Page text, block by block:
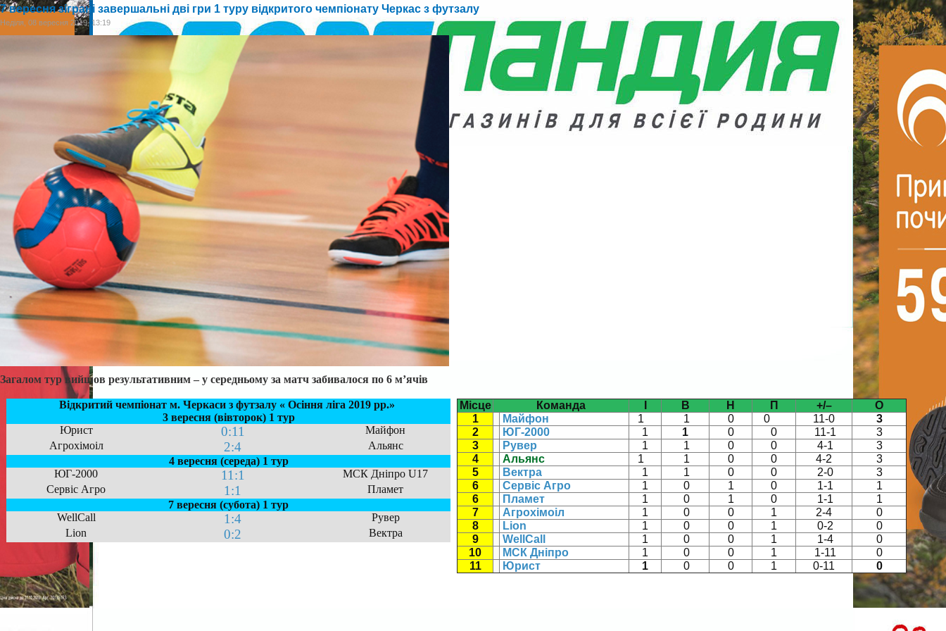
7 вересня зіграні завершальні дві гри 1 туру відкритого чемпіонату Черкас з футзалу
Неділя, 08 вересня 2019, 13:19
Загалом тур вийшов результативним – у середньому за матч забивалося по 6 м’ячів
Відкритий чемпіонат м. Черкаси з футзалу « Осіння ліга 2019 рр.»
3 вересня (вівторок) 1 тур
Юрист
0:11
Майфон
Агрохімоіл
2:4
Альянс
4 вересня (середа) 1 тур
ЮГ-2000
11:1
МСК Дніпро U17
Сервіс Агро
1:1
Пламет
7 вересня (субота) 1 тур
WellCall
1:4
Рувер
Lion
0:2 Вектра
Місце Команда В Н П +/–
О
1
Майфон 1 1 0 0 11-0
3
2
ЮГ-2000 1 1 0 0 11-1
3
3
Рувер 1 1 0 0 4-1
3
4
Альянс 1 1 0 0 4-2
3
5
Вектра 1 1 0 0 2-0
3
6
Сервіс Агро 1 0 1 0 1-1
1
6
Пламет 1 0 1 0 1-1
1
7
Агрохімоіл 1 0 0 1 2-4
0
8
Lion 1 0 0 1 0-2
0
9
WellCall 1 0 0 1 1-4
0
10
МСК Дніпро 1 0 0 1 1-11
0
11
Юрист 1 0 0 1 0-11 0